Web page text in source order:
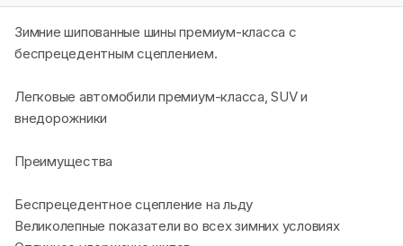
Зимние шипованные шины премиум-класса с
беспрецедентным сцеплением.
Легковые автомобили премиум-класса, SUV и
внедорожники
Преимущества
Беспрецедентное сцепление на льду
Великолепные показатели во всех зимних условиях